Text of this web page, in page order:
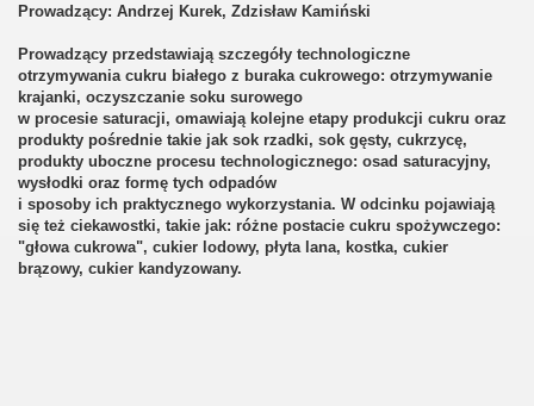
Prowadzący: Andrzej Kurek, Zdzisław Kamiński
Prowadzący przedstawiają szczegóły technologiczne
otrzymywania cukru białego z buraka cukrowego: otrzymywanie
krajanki, oczyszczanie soku surowego
w procesie saturacji, omawiają kolejne etapy produkcji cukru oraz
produkty pośrednie takie jak sok rzadki, sok gęsty, cukrzycę,
produkty uboczne procesu technologicznego: osad saturacyjny,
wysłodki oraz formę tych odpadów
i sposoby ich praktycznego wykorzystania. W odcinku pojawiają
się też ciekawostki, takie jak: różne postacie cukru spożywczego:
"głowa cukrowa", cukier lodowy, płyta lana, kostka, cukier
brązowy, cukier kandyzowany.